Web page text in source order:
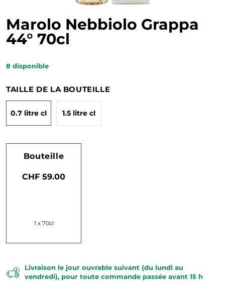
Marolo Nebbiolo Grappa
44° 70cl
8 disponible
TAILLE DE LA BOUTEILLE
0.7 litre cl 1.5 litre cl
Bouteille
CHF 59.00
1 x 70cl
Livraison le jour ouvrable suivant (du lundi au
vendredi), pour toute commande passée avant 15 h